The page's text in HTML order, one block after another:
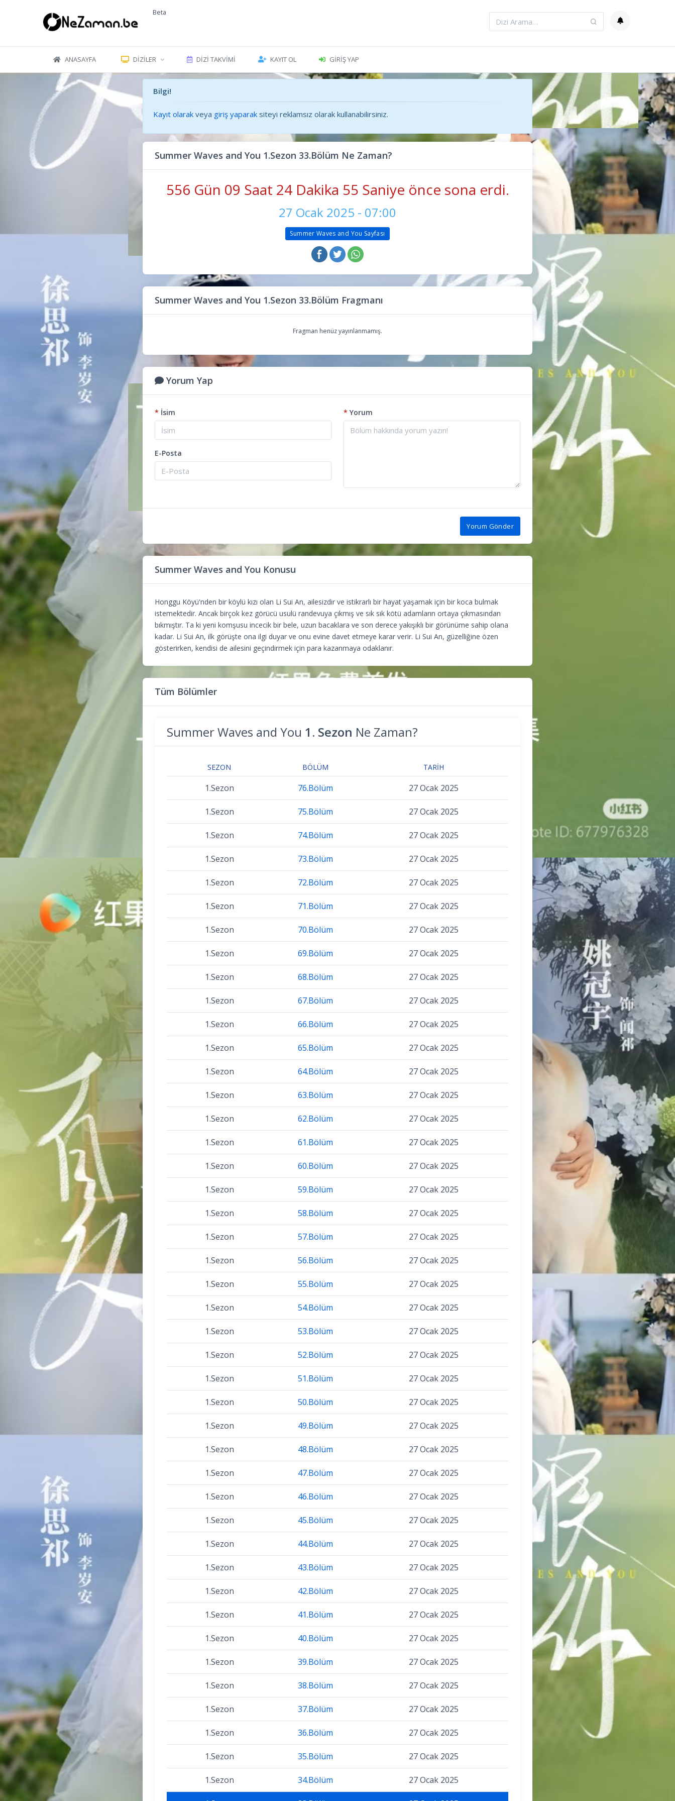
Beta
ANASAYFA DIZILER DIZI TAKVIMI KAYIT OL GIRIŞ YAP
Bilgi!
Kayıt olarak veya giriş yaparak siteyi reklamsız olarak kullanabilirsiniz.
Summer Waves and You 1.Sezon 33.Bölüm Ne Zaman?
556 Gün 09 Saat 24 Dakika 57 Saniye önce sona erdi.
27 Ocak 2025 - 07:00
Summer Waves and You Sayfası
Summer Waves and You 1.Sezon 33.Bölüm Fragmanı
Fragman henüz yayınlanmamış.
Yorum Yap
* İsim
E-Posta
* Yorum
Yorum Gönder
Summer Waves and You Konusu
Honggu Köyü'nden bir köylü kızı olan Li Sui An, ailesizdir ve istikrarlı bir hayat yaşamak için bir koca bulmak
istemektedir. Ancak birçok kez görücü usulü randevuya çıkmış ve sık sık kötü adamların ortaya çıkmasından
bıkmıştır. Ta ki yeni komşusu incecik bir bele, uzun bacaklara ve son derece yakışıklı bir görünüme sahip olana
kadar. Li Sui An, ilk görüşte ona ilgi duyar ve onu evine davet etmeye karar verir. Li Sui An, güzelliğine özen
gösterirken, kendisi de ailesini geçindirmek için para kazanmaya odaklanır.
Tüm Bölümler
Summer Waves and You 1. Sezon Ne Zaman?
SEZON BÖLÜM TARIH
1.Sezon 76.Bölüm 27 Ocak 2025
1.Sezon 75.Bölüm 27 Ocak 2025
1.Sezon 74.Bölüm 27 Ocak 2025
1.Sezon 73.Bölüm 27 Ocak 2025
1.Sezon 72.Bölüm 27 Ocak 2025
1.Sezon 71.Bölüm 27 Ocak 2025
1.Sezon 70.Bölüm 27 Ocak 2025
1.Sezon 69.Bölüm 27 Ocak 2025
1.Sezon 68.Bölüm 27 Ocak 2025
1.Sezon 67.Bölüm 27 Ocak 2025
1.Sezon 66.Bölüm 27 Ocak 2025
1.Sezon 65.Bölüm 27 Ocak 2025
1.Sezon 64.Bölüm 27 Ocak 2025
1.Sezon 63.Bölüm 27 Ocak 2025
1.Sezon 62.Bölüm 27 Ocak 2025
1.Sezon 61.Bölüm 27 Ocak 2025
1.Sezon 60.Bölüm 27 Ocak 2025
1.Sezon 59.Bölüm 27 Ocak 2025
1.Sezon 58.Bölüm 27 Ocak 2025
1.Sezon 57.Bölüm 27 Ocak 2025
1.Sezon 56.Bölüm 27 Ocak 2025
1.Sezon 55.Bölüm 27 Ocak 2025
1.Sezon 54.Bölüm 27 Ocak 2025
1.Sezon 53.Bölüm 27 Ocak 2025
1.Sezon 52.Bölüm 27 Ocak 2025
1.Sezon 51.Bölüm 27 Ocak 2025
1.Sezon 50.Bölüm 27 Ocak 2025
1.Sezon 49.Bölüm 27 Ocak 2025
1.Sezon 48.Bölüm 27 Ocak 2025
1.Sezon 47.Bölüm 27 Ocak 2025
1.Sezon 46.Bölüm 27 Ocak 2025
1.Sezon 45.Bölüm 27 Ocak 2025
1.Sezon 44.Bölüm 27 Ocak 2025
1.Sezon 43.Bölüm 27 Ocak 2025
1.Sezon 42.Bölüm 27 Ocak 2025
1.Sezon 41.Bölüm 27 Ocak 2025
1.Sezon 40.Bölüm 27 Ocak 2025
1.Sezon 39.Bölüm 27 Ocak 2025
1.Sezon 38.Bölüm 27 Ocak 2025
1.Sezon 37.Bölüm 27 Ocak 2025
1.Sezon 36.Bölüm 27 Ocak 2025
1.Sezon 35.Bölüm 27 Ocak 2025
1.Sezon 34.Bölüm 27 Ocak 2025